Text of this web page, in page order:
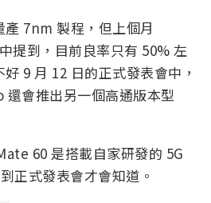
7nm 製程，但上個月
提到，目前良率只有 50% 左
9 月 12 日的正式發表會中，
還會推出另一個高通版本型
60 是搭載自家研發的 5G
正式發表會才會知道。